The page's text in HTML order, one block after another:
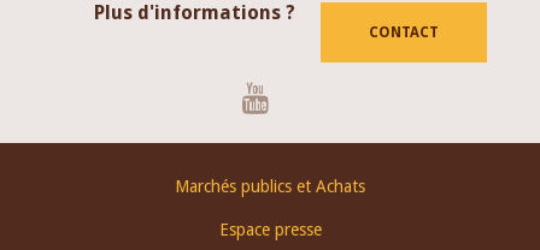
Plus d'informations ?
CONTACT
Marchés publics et Achats
Espace presse